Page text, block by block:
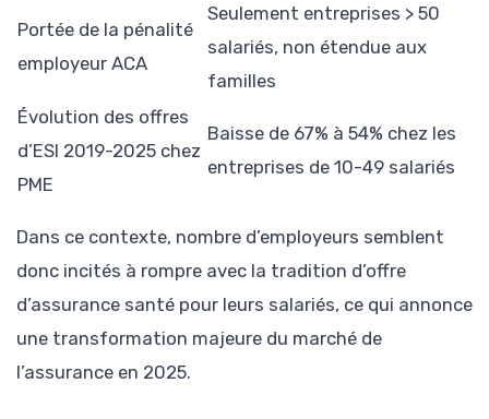
Portée de la pénalité
employeur ACA
Seulement entreprises > 50
salariés, non étendue aux
familles
Évolution des offres
d’ESI 2019-2025 chez
PME
Baisse de 67% à 54% chez les
entreprises de 10-49 salariés
Dans ce contexte, nombre d’employeurs semblent
donc incités à rompre avec la tradition d’offre
d’assurance santé pour leurs salariés, ce qui annonce
une transformation majeure du marché de
l’assurance en 2025.